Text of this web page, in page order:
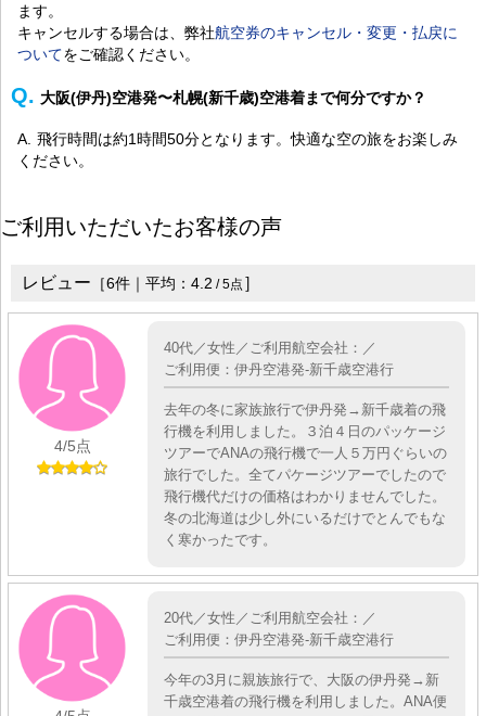
ます。
キャンセルする場合は、弊社航空券のキャンセル・変更・払戻に
ついてをご確認ください。
大阪(伊丹)空港発〜札幌(新千歳)空港着まで何分ですか？
飛行時間は約1時間50分となります。快適な空の旅をお楽しみ
ください。
ご利用いただいたお客様の声
レビュー ［6件｜平均： 4.2 /5点 ］
4/5点
40代／女性／ご利用航空会社：／
ご利用便：伊丹空港発-新千歳空港行
去年の冬に家族旅行で伊丹発→新千歳着の飛
行機を利用しました。３泊４日のパッケージ
ツアーでANAの飛行機で一人５万円ぐらいの
旅行でした。全てパケージツアーでしたので
飛行機代だけの価格はわかりませんでした。
冬の北海道は少し外にいるだけでとんでもな
く寒かったです。
20代／女性／ご利用航空会社：／
ご利用便：伊丹空港発-新千歳空港行
今年の3月に親族旅行で、大阪の伊丹発→新
千歳空港着の飛行機を利用しました。ANA便